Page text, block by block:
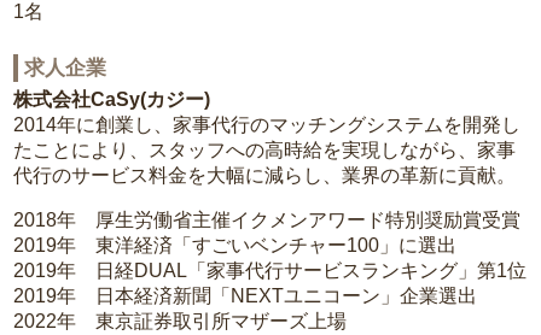
1名
求人企業
株式会社CaSy(カジー)
2014年に創業し、家事代行のマッチングシステムを開発し
たことにより、スタッフへの高時給を実現しながら、家事
代行のサービス料金を大幅に減らし、業界の革新に貢献。
2018年 厚生労働省主催イクメンアワード特別奨励賞受賞
2019年 東洋経済「すごいベンチャー100」に選出
2019年 日経DUAL「家事代行サービスランキング」第1位
2019年 日本経済新聞「NEXTユニコーン」企業選出
2022年 東京証券取引所マザーズ上場